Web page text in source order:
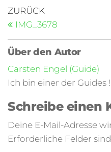
ZURÜCK
IMG_3678
Über den Autor
Carsten Engel (Guide)
Ich bin einer der Guides !
Schreibe einen
Deine E-Mail-Adresse
Erforderliche Felder